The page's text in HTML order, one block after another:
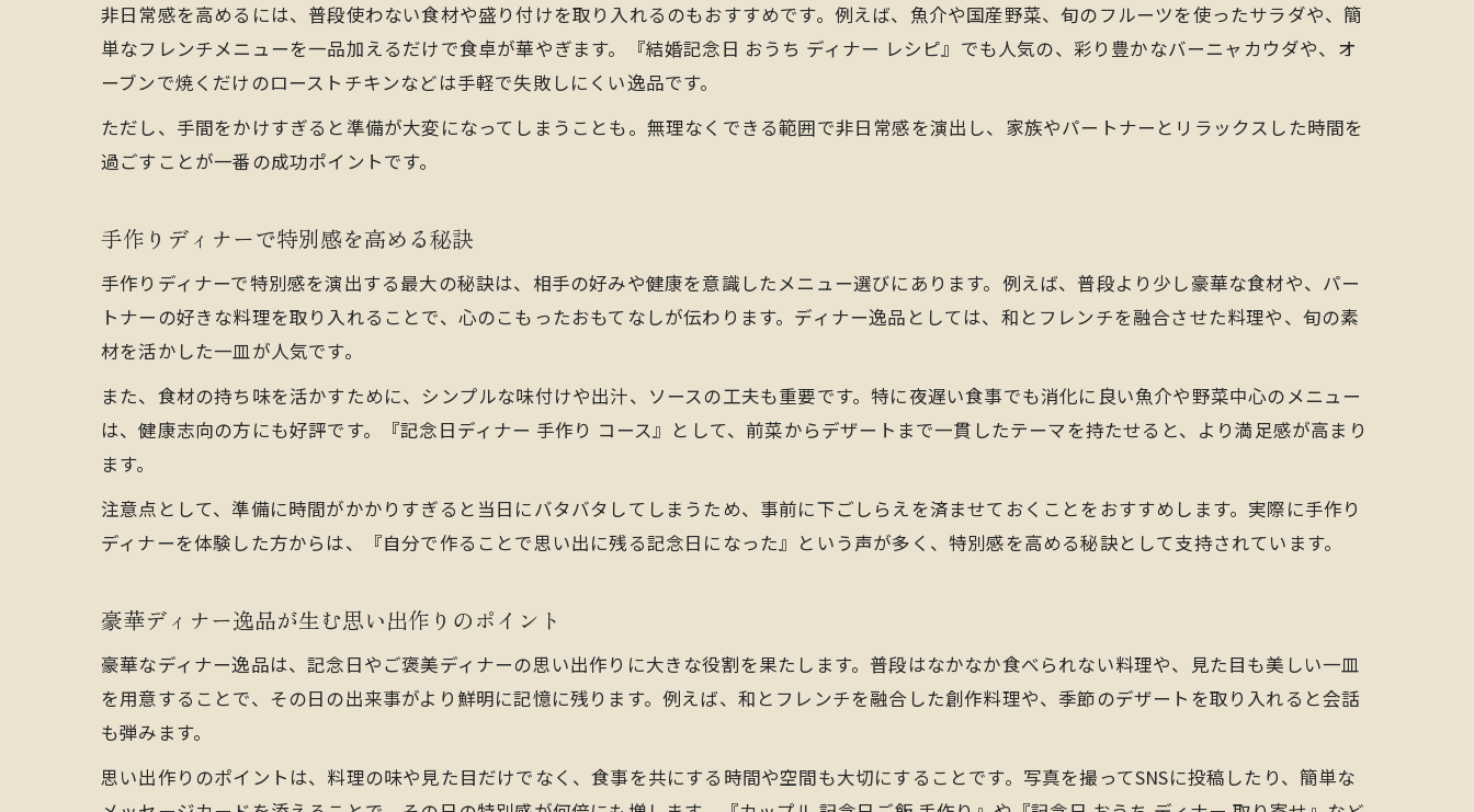
自宅ディナーで感じる贅沢なひととき
簡単ディナーでご褒美気分を味わう方法
手作り逸品が生むご褒美ディナー体験
非日常感を高めるには、普段使わない食材や盛り付けを取り入れるのもおすすめです。例えば、魚介や国産野菜、旬のフルーツを使ったサラダや、簡
単なフレンチメニューを一品加えるだけで食卓が華やぎます。『結婚記念日 おうち ディナー レシピ』でも人気の、彩り豊かなバーニャカウダや、オ
ーブンで焼くだけのローストチキンなどは手軽で失敗しにくい逸品です。
ただし、手間をかけすぎると準備が大変になってしまうことも。無理なくできる範囲で非日常感を演出し、家族やパートナーとリラックスした時間を
過ごすことが一番の成功ポイントです。
手作りディナーで特別感を高める秘訣
手作りディナーで特別感を演出する最大の秘訣は、相手の好みや健康を意識したメニュー選びにあります。例えば、普段より少し豪華な食材や、パー
トナーの好きな料理を取り入れることで、心のこもったおもてなしが伝わります。ディナー逸品としては、和とフレンチを融合させた料理や、旬の素
材を活かした一皿が人気です。
また、食材の持ち味を活かすために、シンプルな味付けや出汁、ソースの工夫も重要です。特に夜遅い食事でも消化に良い魚介や野菜中心のメニュー
は、健康志向の方にも好評です。『記念日ディナー 手作り コース』として、前菜からデザートまで一貫したテーマを持たせると、より満足感が高まり
ます。
注意点として、準備に時間がかかりすぎると当日にバタバタしてしまうため、事前に下ごしらえを済ませておくことをおすすめします。実際に手作り
ディナーを体験した方からは、『自分で作ることで思い出に残る記念日になった』という声が多く、特別感を高める秘訣として支持されています。
豪華ディナー逸品が生む思い出作りのポイント
豪華なディナー逸品は、記念日やご褒美ディナーの思い出作りに大きな役割を果たします。普段はなかなか食べられない料理や、見た目も美しい一皿
を用意することで、その日の出来事がより鮮明に記憶に残ります。例えば、和とフレンチを融合した創作料理や、季節のデザートを取り入れると会話
も弾みます。
思い出作りのポイントは、料理の味や見た目だけでなく、食事を共にする時間や空間も大切にすることです。写真を撮ってSNSに投稿したり、簡単な